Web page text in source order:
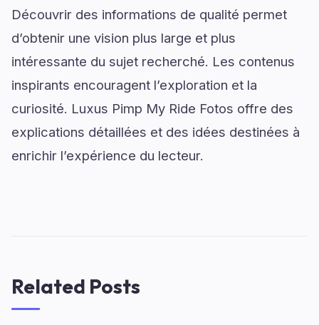
Découvrir des informations de qualité permet
d’obtenir une vision plus large et plus
intéressante du sujet recherché. Les contenus
inspirants encouragent l’exploration et la
curiosité. Luxus Pimp My Ride Fotos offre des
explications détaillées et des idées destinées à
enrichir l’expérience du lecteur.
Related Posts